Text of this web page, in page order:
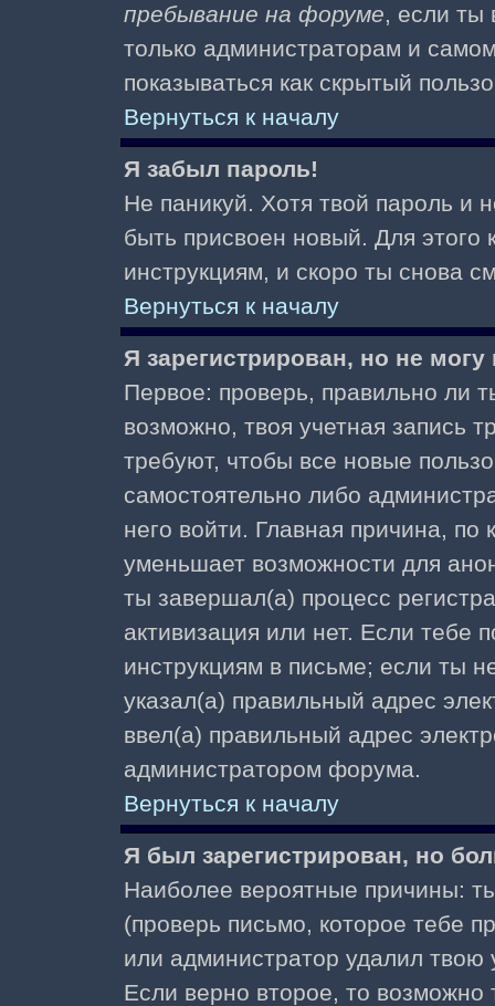
пребывание на форуме, если
только администраторам и
показываться как скрытый
Вернуться к началу
Я забыл пароль!
Не паникуй. Хотя твой пароль и
быть присвоен новый. Для этого
инструкциям, и скоро ты снова
Вернуться к началу
Я зарегистрирован, но не могу
Первое: проверь, правильно ли
возможно, твоя учетная запись
требуют, чтобы все новые
самостоятельно либо
него войти. Главная причина,
уменьшает возможности для
ты завершал(а) процесс
активизация или нет. Если тебе
инструкциям в письме; если ты
указал(а) правильный адрес
ввел(а) правильный адрес
администратором форума.
Вернуться к началу
Я был зарегистрирован, но
Наиболее вероятные причины:
(проверь письмо, которое тебе
или администратор удалил твою
Если верно второе, то